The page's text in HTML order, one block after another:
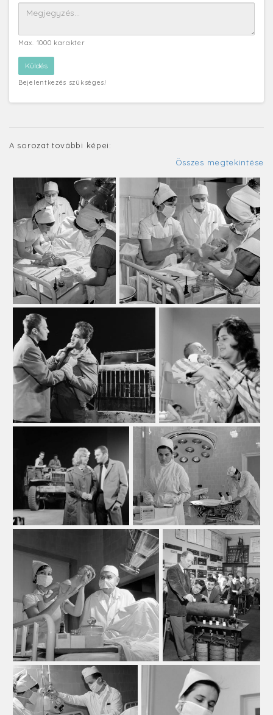
Max. 1000 karakter
Bejelentkezés szükséges!
A sorozat további képei:
Összes megtekintése